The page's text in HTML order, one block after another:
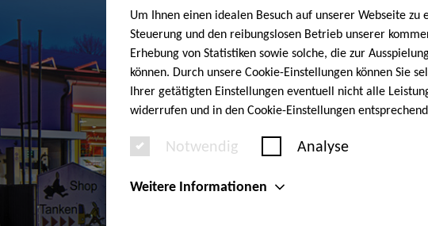
Um Ihnen einen idealen Besuch auf unserer Webseite
Steuerung und den reibungslosen Betrieb unserer
Erhebung von Statistiken sowie solche, die zur
können. Durch unsere Cookie-Einstellungen können Sie
Ihrer getätigten Einstellungen eventuell nicht alle
widerrufen und in den Cookie-Einstellungen
Notwendig Analyse
Weitere Informationen